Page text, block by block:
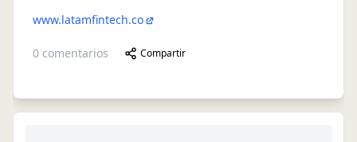
www.latamfintech.co
0 comentarios Compartir